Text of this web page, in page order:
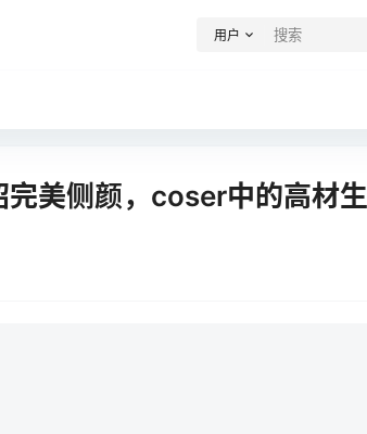
用户
美侧颜，coser中的高材生